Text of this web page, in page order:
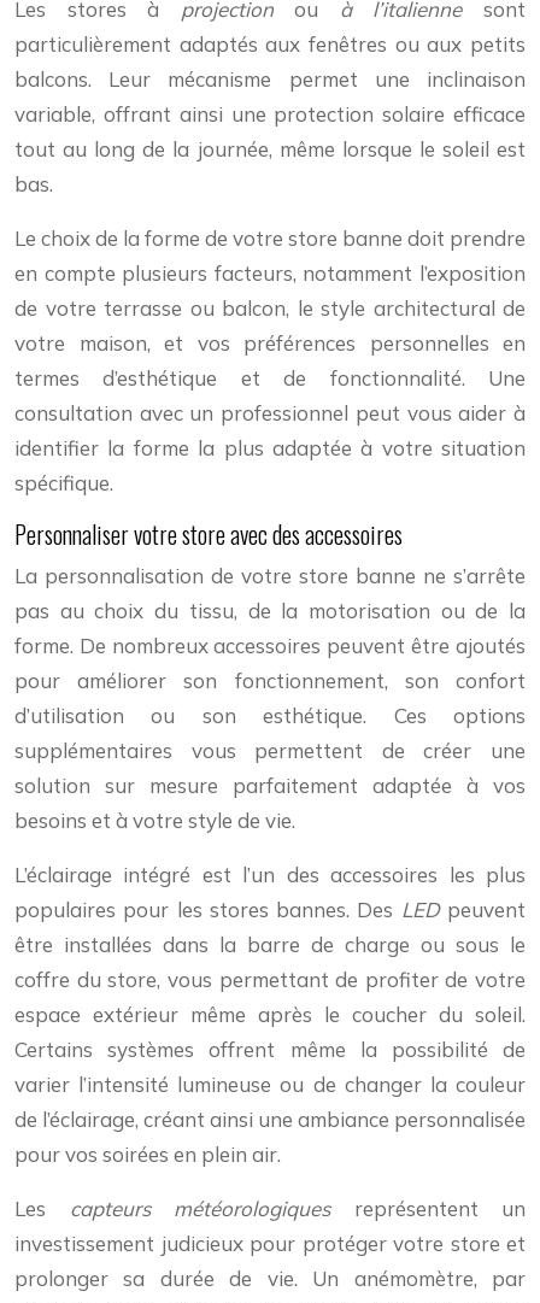
Les stores à projectionou à l’italiennesont
particulièrement adaptés aux fenêtres ou aux petits
balcons. Leur mécanisme permet une inclinaison
variable, offrant ainsi une protection solaire efficace
tout au long de la journée, même lorsque le soleil est
bas.
Le choix de la forme de votre store banne doit prendre
en compte plusieurs facteurs, notamment l’exposition
de votre terrasse ou balcon, le style architectural de
votre maison, et vos préférences personnelles en
termes d’esthétique et de fonctionnalité. Une
consultation avec un professionnel peut vous aider à
identifier la forme la plus adaptée à votre situation
spécifique.
Personnaliser votre store avec des accessoires
La personnalisation de votre store banne ne s’arrête
pas au choix du tissu, de la motorisation ou de la
forme. De nombreux accessoires peuvent être ajoutés
pour améliorer son fonctionnement, son confort
d’utilisation ou son esthétique. Ces options
supplémentaires vous permettent de créer une
solution sur mesure parfaitement adaptée à vos
besoins et à votre style de vie.
L’éclairage intégré est l’un des accessoires les plus
populaires pour les stores bannes. Des LED peuvent
être installées dans la barre de charge ou sous le
coffre du store, vous permettant de profiter de votre
espace extérieur même après le coucher du soleil.
Certains systèmes offrent même la possibilité de
varier l’intensité lumineuse ou de changer la couleur
de l’éclairage, créant ainsi une ambiance personnalisée
pour vos soirées en plein air.
Les capteurs météorologiques représentent un
investissement judicieux pour protéger votre store et
prolonger sa durée de vie. Un anémomètre, par